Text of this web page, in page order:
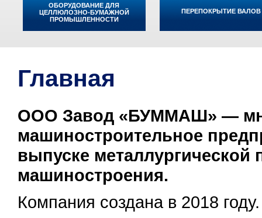
ОБОРУДОВАНИЕ ДЛЯ
ЦЕЛЛЮЛОЗНО-БУМАЖНОЙ
ПРОМЫШЛЕННОСТИ
ПЕРЕПОКРЫТИЕ ВАЛОВ
Главная
ООО Завод «БУММАШ» —
машиностроительное
выпуске металлургической
машиностроения.
Компания создана в 2018 году.